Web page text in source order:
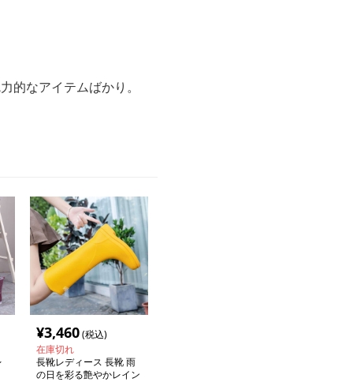
的なアイテムばかり。
¥3,460(税込)
在庫切れ
長靴レディース 長靴 雨
の日を彩る艶やかレイン